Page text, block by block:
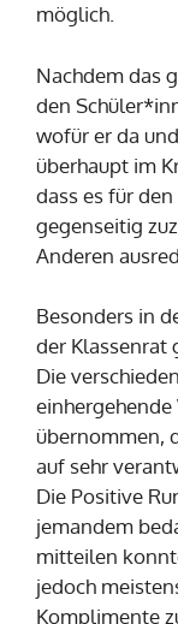
möglich.
Nachdem das
den
wofür er da
überhaupt im
dass es für
gegenseitig
Anderen
Besonders in
der Klassenrat
Die
übernommen,
auf sehr
Die Positive
jemandem
mitteilen
jedoch
Komplimente